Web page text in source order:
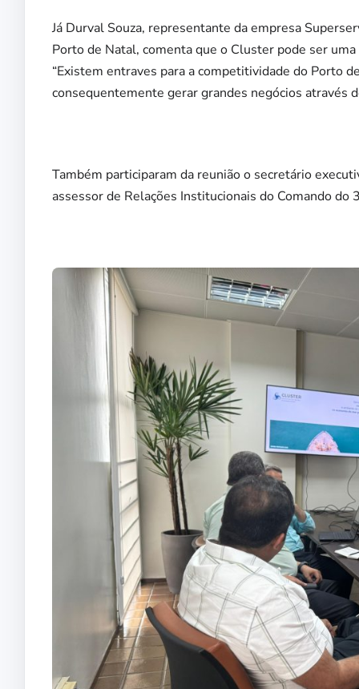
Já Durval Souza, representante da empresa
Porto de Natal, comenta que o Cluster pode ser
“Existem entraves para a competitividade do Porto
consequentemente gerar grandes negócios através
Também participaram da reunião o secretário
assessor de Relações Institucionais do Comando do